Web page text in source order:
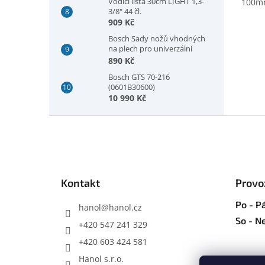
3/8" 44 čl.
909 Kč
Bosch Sady nožů vhodných
na plech pro univerzální
nůžky GSC 2.8, plech, 5 kusů
890 Kč
Bosch GTS 70-216
(0601B30600)
10 990 Kč
Kontakt
hanol@hanol.cz
+420 547 241 329
+420 603 424 581
Hanol s.r.o.
Po -
So -